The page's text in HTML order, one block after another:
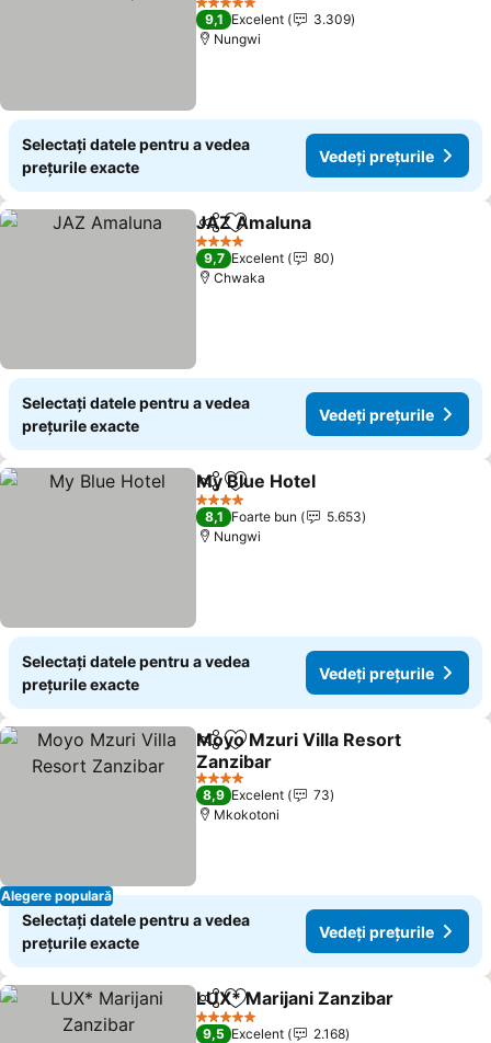
5 Stele
9,1 Excelent
3.309
Nungwi
Selectați datele pentru a vedea
prețurile exacte
Vedeți prețurile
DistribuițiAdăugaţi la favorite
JAZ Amaluna
4 Stele
9,7 Excelent
80
Chwaka
Selectați datele pentru a vedea
prețurile exacte
Vedeți prețurile
DistribuițiAdăugaţi la favorite
My Blue Hotel
4 Stele
8,1 Foarte bun
5.653
Nungwi
Selectați datele pentru a vedea
prețurile exacte
Vedeți prețurile
Alegere populară
DistribuițiAdăugaţi la favorite
Moyo Mzuri Villa Resort
Zanzibar
4 Stele
8,9 Excelent
73
Mkokotoni
Selectați datele pentru a vedea
prețurile exacte
Vedeți prețurile
DistribuițiAdăugaţi la favorite
LUX* Marijani Zanzibar
5 Stele
9,5 Excelent
2.168